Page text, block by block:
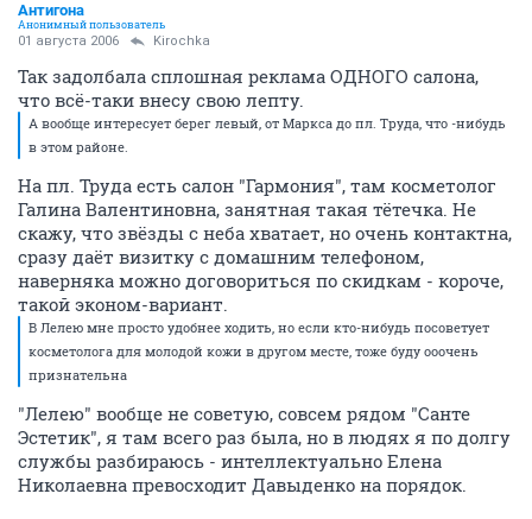
Антигона
Анонимный пользователь
01 августа 2006 Kirochka
Так задолбала сплошная реклама ОДНОГО салона,
что всё-таки внесу свою лепту.
А вообще интересует берег левый, от Маркса до пл. Труда, что -нибудь
в этом районе.
На пл. Труда есть салон "Гармония", там косметолог
Галина Валентиновна, занятная такая тётечка. Не
скажу, что звёзды с неба хватает, но очень контактна,
сразу даёт визитку с домашним телефоном,
наверняка можно договориться по скидкам - короче,
такой эконом-вариант.
В Лелею мне просто удобнее ходить, но если кто-нибудь посоветует
косметолога для молодой кожи в другом месте, тоже буду ооочень
признательна
"Лелею" вообще не советую, совсем рядом "Санте
Эстетик", я там всего раз была, но в людях я по долгу
службы разбираюсь - интеллектуально Елена
Николаевна превосходит Давыденко на порядок.